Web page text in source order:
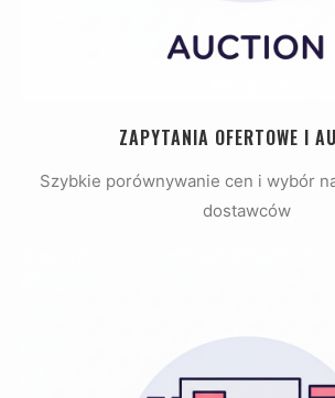
ZAPYTANIA OFERTOWE I
Szybkie porównywanie cen i wybór
dostawców